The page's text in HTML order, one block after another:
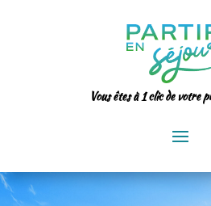
Vous êtes à 1 clic de votre